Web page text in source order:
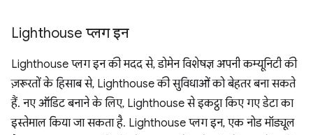
Lighthouse प्लग इन
Lighthouse प्लग इन की मदद से, डोमेन विशेषज्ञ अपनी कम्यूनिटी की
ज़रूरतों के हिसाब से, Lighthouse की सुविधाओं को बेहतर बना सकते
हैं. नए ऑडिट बनाने के लिए, Lighthouse से इकट्ठा किए गए डेटा का
इस्तेमाल किया जा सकता है. Lighthouse प्लग इन, एक नोड मॉड्यूल